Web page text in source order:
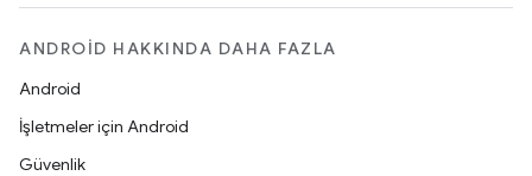
ANDROID HAKKINDA DAHA FAZLA
Android
İşletmeler için Android
Güvenlik